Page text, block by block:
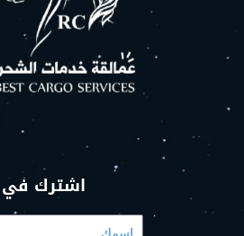
اشترك في